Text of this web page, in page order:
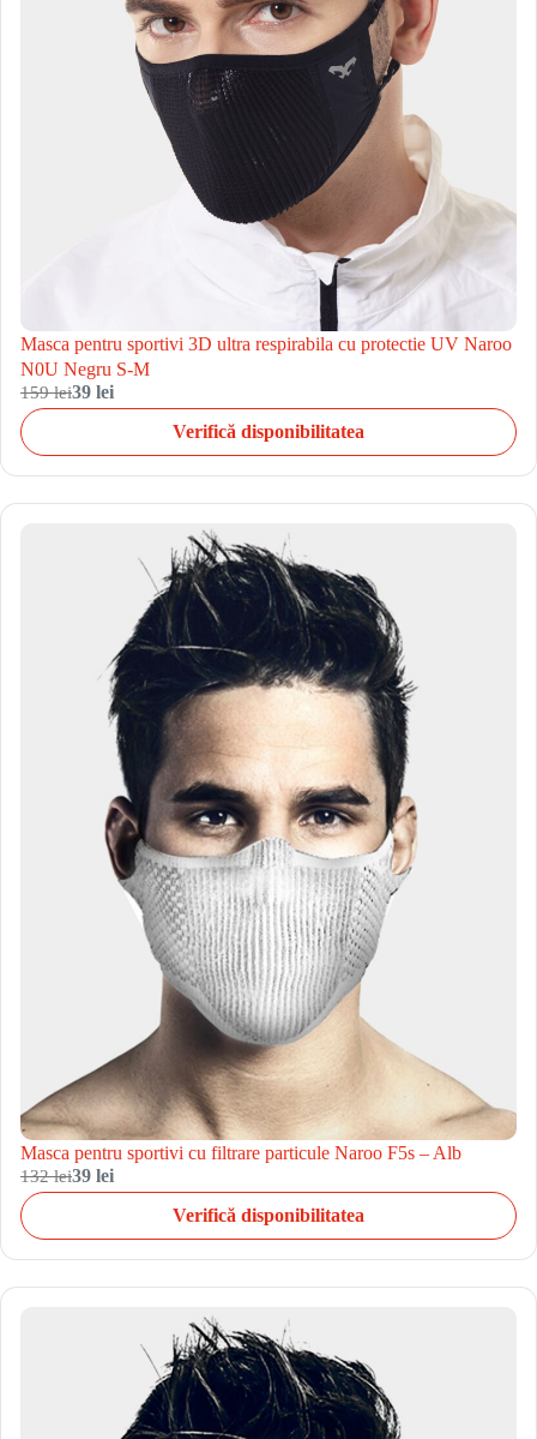
Masca pentru sportivi 3D ultra respirabila cu protectie UV Naroo
N0U Negru S-M
159 lei39 lei
Verifică disponibilitatea
Masca pentru sportivi cu filtrare particule Naroo F5s – Alb
132 lei39 lei
Verifică disponibilitatea